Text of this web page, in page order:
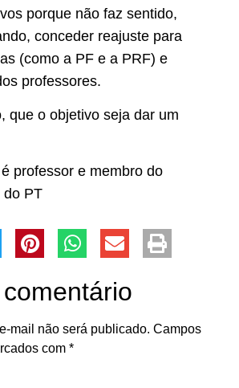
porque não faz sentido,
conceder reajuste para
(como a PF e a PRF) e
professores.
que o objetivo seja dar um
é professor e membro do
do PT
mail não será publicado. Campos
com *